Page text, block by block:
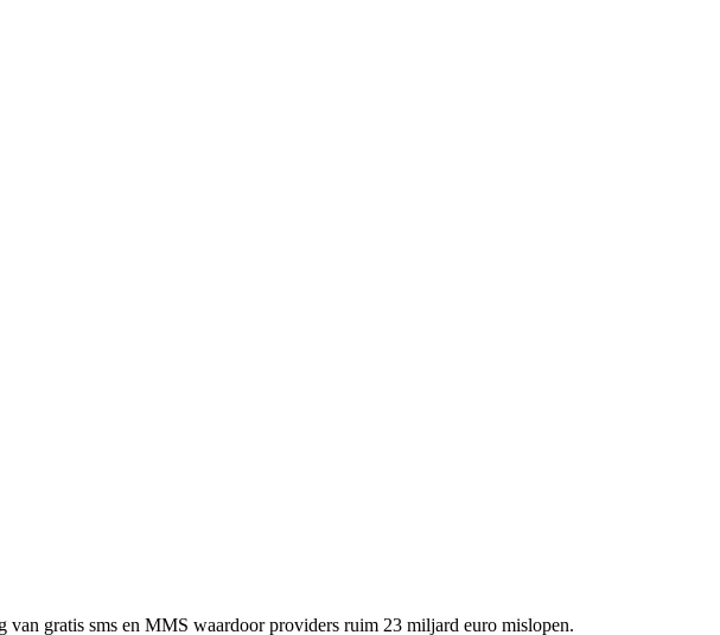
van gratis sms en MMS waardoor providers ruim 23 miljard euro mislopen.